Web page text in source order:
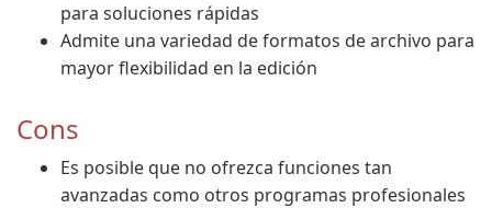
para soluciones rápidas
Admite una variedad de formatos de archivo para
mayor flexibilidad en la edición
Cons
Es posible que no ofrezca funciones tan
avanzadas como otros programas profesionales